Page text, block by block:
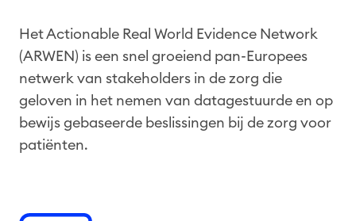
Het Actionable Real World Evidence Network
(ARWEN) is een snel groeiend pan-Europees
netwerk van stakeholders in de zorg die
geloven in het nemen van datagestuurde en op
bewijs gebaseerde beslissingen bij de zorg voor
patiënten.